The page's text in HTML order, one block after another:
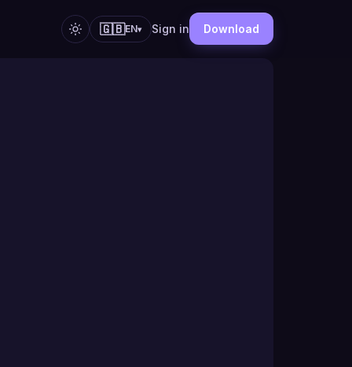
🇬🇧EN▾ Sign in Download